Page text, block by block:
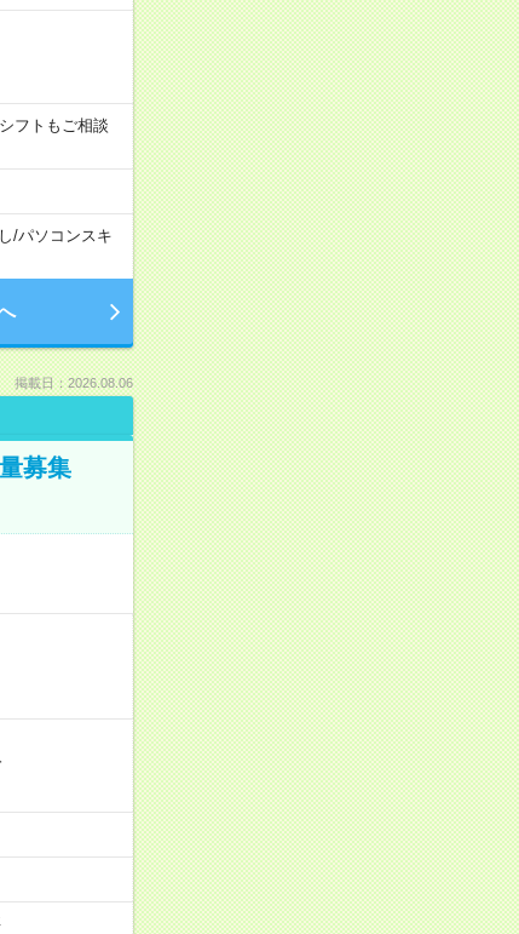
フトもご相談
/パソコンスキ
掲載日：2026.08.06
募集